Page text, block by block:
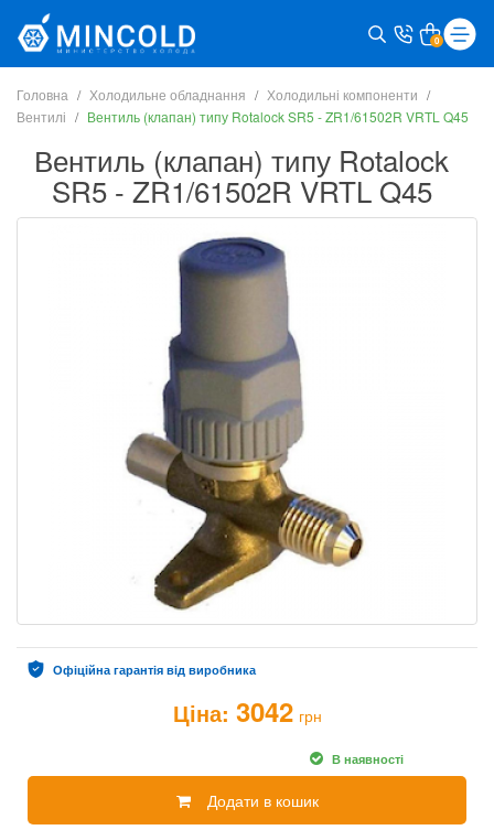
0
Головна Холодильне обладнання
Холодильні компоненти
Вентилі
Вентиль (клапан) типу Rotalock SR5 - ZR1/61502R VRTL Q45
Вентиль (клапан) типу Rotalock
SR5 - ZR1/61502R VRTL Q45
Офіційна гарантія від виробника
Ціна: 3042 грн
В наявності
Додати в кошик